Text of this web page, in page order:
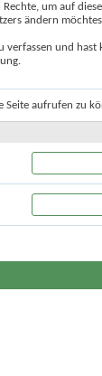
um auf
ändern
verfassen und
Seite aufrufen zu